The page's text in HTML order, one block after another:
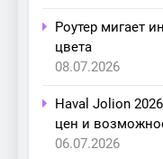
Роутер мигает
цвета
08.07.2026
Haval Jolion
цен и
06.07.2026